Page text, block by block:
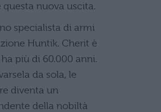
nuova uscita.
specialista di armi
Huntik. Cherit è
più di 60.000 anni.
da sola, le
diventa un
della nobiltà